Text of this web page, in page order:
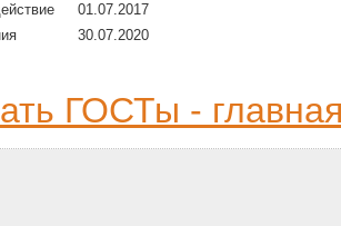
01.07.2017
30.07.2020
ГОСТы -